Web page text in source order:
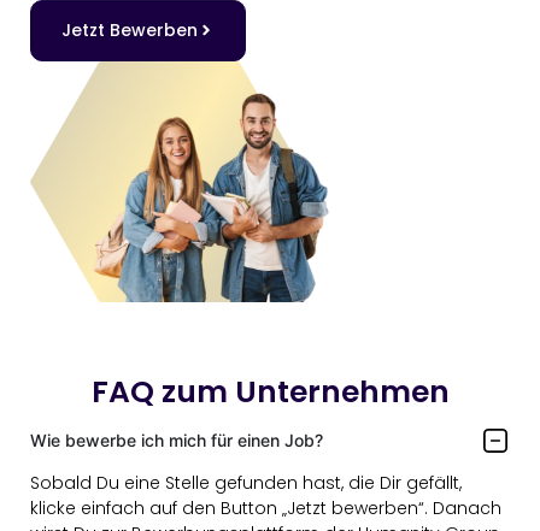
Jetzt Bewerben
FAQ zum Unternehmen
Wie bewerbe ich mich für einen Job?
Sobald Du eine Stelle gefunden hast, die Dir gefällt,
klicke einfach auf den Button „Jetzt bewerben“. Danach